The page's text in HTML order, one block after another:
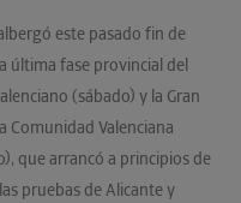
este pasado fin de
última fase provincial del
(sábado) y la Gran
Comunidad Valenciana
que arrancó a principios de
pruebas de Alicante y